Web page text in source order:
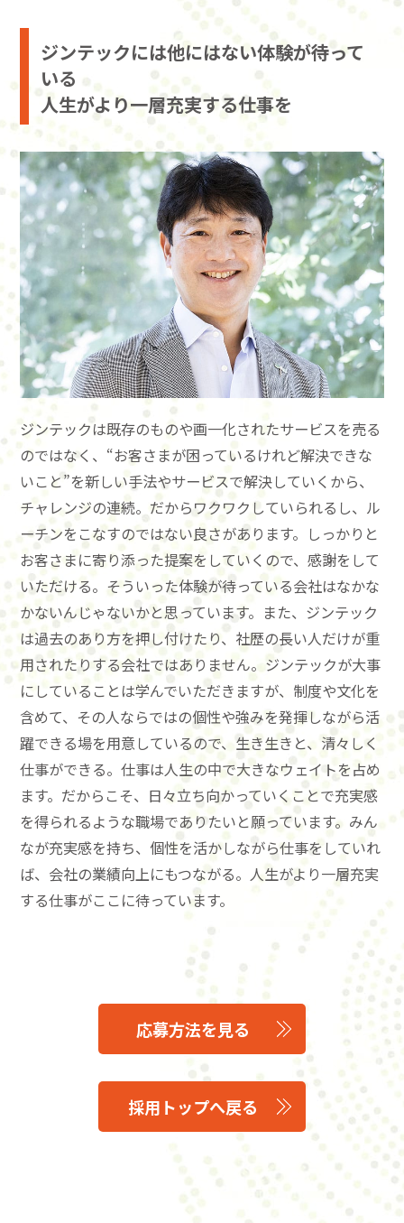
ジンテックには他にはない体験が待って
いる
人生がより一層充実する仕事を
ジンテックは既存のものや画一化されたサービスを売る
のではなく、“お客さまが困っているけれど解決できな
いこと”を新しい手法やサービスで解決していくから、
チャレンジの連続。だからワクワクしていられるし、ル
ーチンをこなすのではない良さがあります。しっかりと
お客さまに寄り添った提案をしていくので、感謝をして
いただける。そういった体験が待っている会社はなかな
かないんじゃないかと思っています。また、ジンテック
は過去のあり方を押し付けたり、社歴の長い人だけが重
用されたりする会社ではありません。ジンテックが大事
にしていることは学んでいただきますが、制度や文化を
含めて、その人ならではの個性や強みを発揮しながら活
躍できる場を用意しているので、生き生きと、清々しく
仕事ができる。仕事は人生の中で大きなウェイトを占め
ます。だからこそ、日々立ち向かっていくことで充実感
を得られるような職場でありたいと願っています。みん
なが充実感を持ち、個性を活かしながら仕事をしていれ
ば、会社の業績向上にもつながる。人生がより一層充実
する仕事がここに待っています。
応募方法を見る
採用トップへ戻る